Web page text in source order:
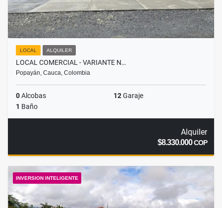
LOCAL ALQUILER
LOCAL COMERCIAL - VARIANTE N…
Popayán, Cauca, Colombia
0Alcobas 12Garaje
1 Baño
Alquiler
$8.330.000COP
INVERSION INTELIGENTE